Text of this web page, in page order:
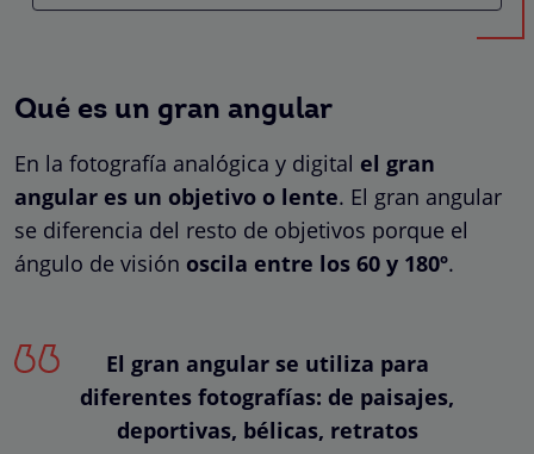
Qué es un gran angular
En la fotografía analógica y digital el gran
angular es un objetivo o lente. El gran angular
se diferencia del resto de objetivos porque el
ángulo de visión oscila entre los 60 y 180º.
El gran angular se utiliza para
diferentes fotografías: de paisajes,
deportivas, bélicas, retratos